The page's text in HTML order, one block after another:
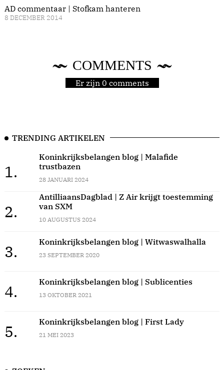
AD commentaar | Stofkam hanteren
8 DECEMBER 2014
COMMENTS
Er zijn 0 comments
TRENDING ARTIKELEN
1.
Koninkrijksbelangen blog | Malafide
trustbazen
28 JANUARI 2024
2.
AntilliaansDagblad | Z Air krijgt toestemming
van SXM
10 AUGUSTUS 2024
3.
Koninkrijksbelangen blog | Witwaswalhalla
23 SEPTEMBER 2020
4.
Koninkrijksbelangen blog | Sublicenties
13 OKTOBER 2021
5.
Koninkrijksbelangen blog | First Lady
21 MEI 2023